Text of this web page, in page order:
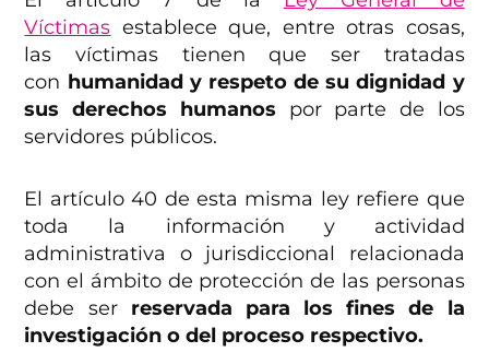
Víctimas establece que, entre otras cosas,
las víctimas tienen que ser tratadas
con humanidad y respeto de su dignidad y
sus derechos humanos por parte de los
servidores públicos.
El artículo 40 de esta misma ley refiere que
toda la información y actividad
administrativa o jurisdiccional relacionada
con el ámbito de protección de las personas
debe ser reservada para los fines de la
investigación o del proceso respectivo.